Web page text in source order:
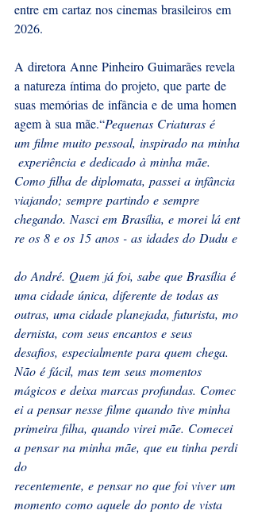
entre em cartaz nos cinemas brasileiros em
2026.
A diretora Anne Pinheiro Guimarães revela
a natureza íntima do projeto, que parte de
suas memórias de infância e de uma homen
agem à sua mãe.“Pequenas Criaturas é
um filme muito pessoal, inspirado na minha
experiência e dedicado à minha mãe.
Como filha de diplomata, passei a infância
viajando; sempre partindo e sempre
chegando. Nasci em Brasília, e morei lá ent
re os 8 e os 15 anos - as idades do Dudu e
do André. Quem já foi, sabe que Brasília é
uma cidade única, diferente de todas as
outras, uma cidade planejada, futurista, mo
dernista, com seus encantos e seus
desafios, especialmente para quem chega.
Não é fácil, mas tem seus momentos
mágicos e deixa marcas profundas. Comec
ei a pensar nesse filme quando tive minha
primeira filha, quando virei mãe. Comecei
a pensar na minha mãe, que eu tinha perdi
do
recentemente, e pensar no que foi viver um
momento como aquele do ponto de vista